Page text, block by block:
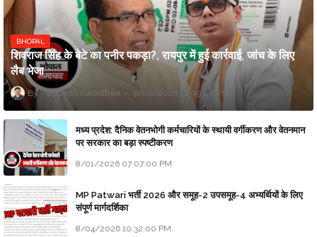
BHOPAL
शिवराज सिंह के बेटे का पनीर पकड़ा?, रायपुर में हुई कार्रवाई, जांच के लिए
लैब भेजा
Updesh Awasthee 8/06/2026 10:09:00 PM
मध्य प्रदेश: दैनिक वेतनभोगी कर्मचारियों के स्थायी वर्गीकरण और वेतनमान
पर सरकार का बड़ा स्पष्टीकरण
8/01/2026 07:07:00 PM
MP Patwari भर्ती 2026 और समूह-2 उपसमूह-4 अभ्यर्थियों के लिए
संपूर्ण मार्गदर्शिका
8/04/2026 10:32:00 PM